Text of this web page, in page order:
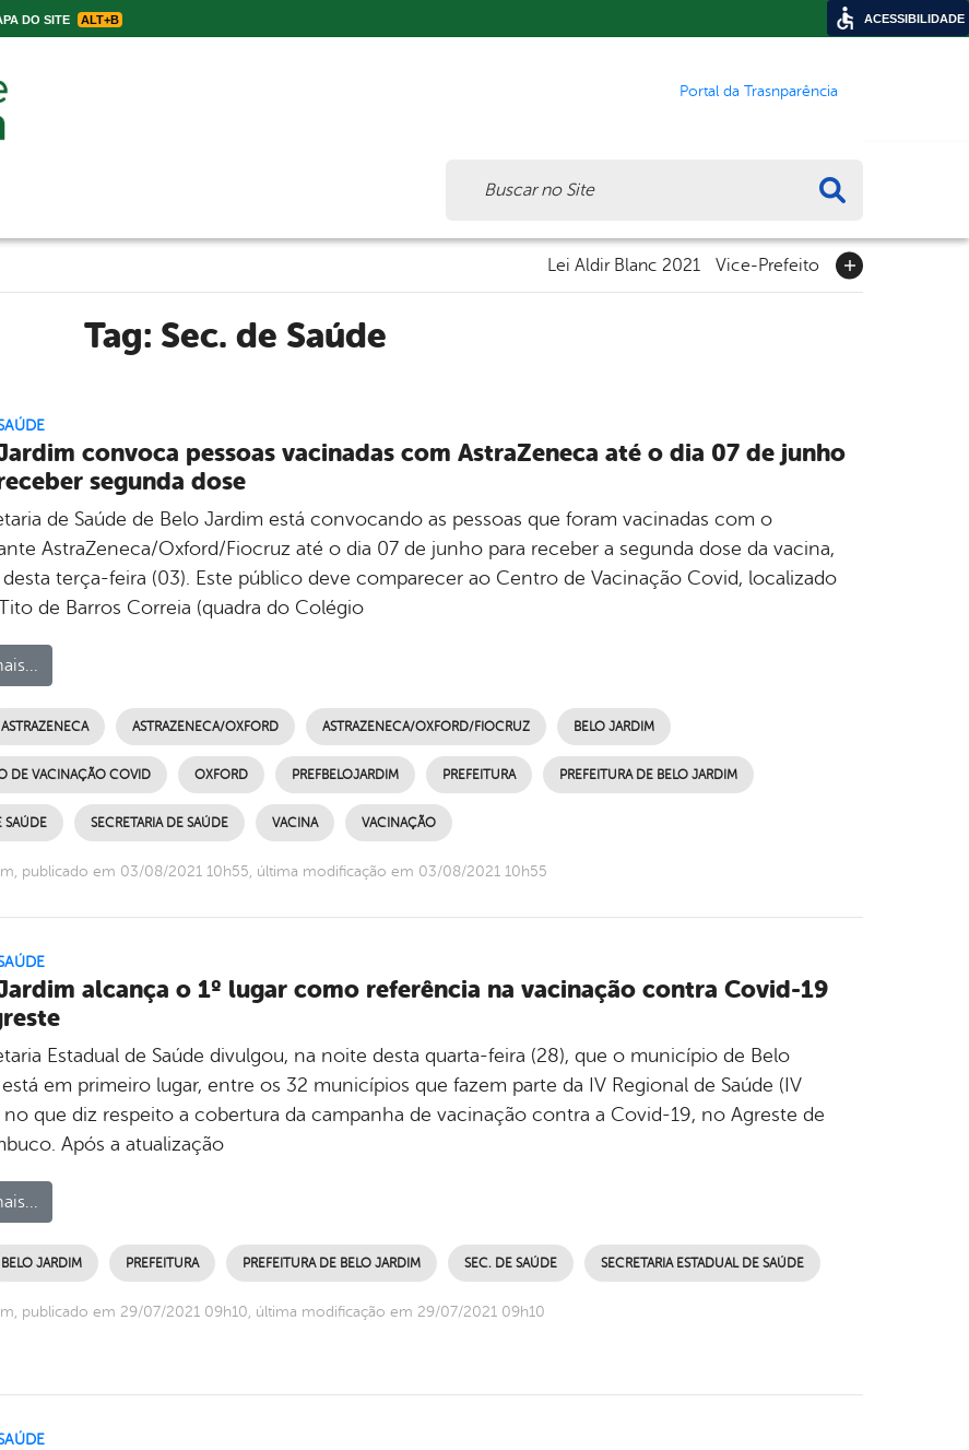
DO SITE ALT+B
Portal da Trasnparência
Lei Aldir Blanc 2021 Vice-Prefeito
Tag: Sec. de Saúde
convoca pessoas vacinadas com AstraZeneca até o dia 07 de junho
segunda dose
de Saúde de Belo Jardim está convocando as pessoas que foram vacinadas com o
AstraZeneca/Oxford/Fiocruz até o dia 07 de junho para receber a segunda dose da vacina,
terça-feira (03). Este público deve comparecer ao Centro de Vacinação Covid, localizado
de Barros Correia (quadra do Colégio
ASTRAZENECA ASTRAZENECA/OXFORD ASTRAZENECA/OXFORD/FIOCRUZ BELO JARDIM
DE VACINAÇÃO COVID OXFORD PREFBELOJARDIM PREFEITURA PREFEITURA DE BELO JARDIM
SAÚDE SECRETARIA DE SAÚDE VACINA VACINAÇÃO
publicado em 03/08/2021 10h55, última modificação em 03/08/2021 10h55
alcança o 1º lugar como referência na vacinação contra Covid-19
Estadual de Saúde divulgou, na noite desta quarta-feira (28), que o município de Belo
em primeiro lugar, entre os 32 municípios que fazem parte da IV Regional de Saúde (IV
no que diz respeito a cobertura da campanha de vacinação contra a Covid-19, no Agreste de
Após a atualização
BELO JARDIM PREFEITURA PREFEITURA DE BELO JARDIM SEC. DE SAÚDE SECRETARIA ESTADUAL DE SAÚDE
publicado em 29/07/2021 09h10, última modificação em 29/07/2021 09h10
ACESSIBILIDADE